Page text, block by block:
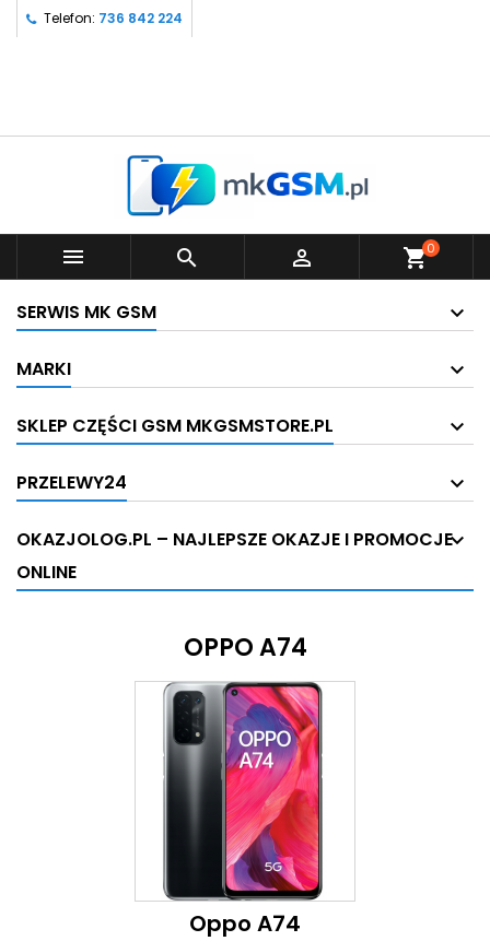
Telefon: 736 842 224
   shopping_cart0
SERWIS MK GSM
MARKI
SKLEP CZĘŚCI GSM MKGSMSTORE.PL
PRZELEWY24
OKAZJOLOG.PL – NAJLEPSZE OKAZJE I PROMOCJE
ONLINE
OPPO A74
Oppo A74